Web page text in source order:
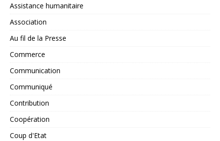
Assistance humanitaire
Association
Au fil de la Presse
Commerce
Communication
Communiqué
Contribution
Coopération
Coup d'Etat